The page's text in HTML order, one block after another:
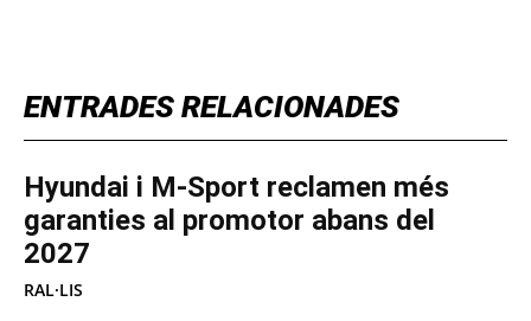
ENTRADES RELACIONADES
Hyundai i M-Sport reclamen més
garanties al promotor abans del
2027
RAL·LIS